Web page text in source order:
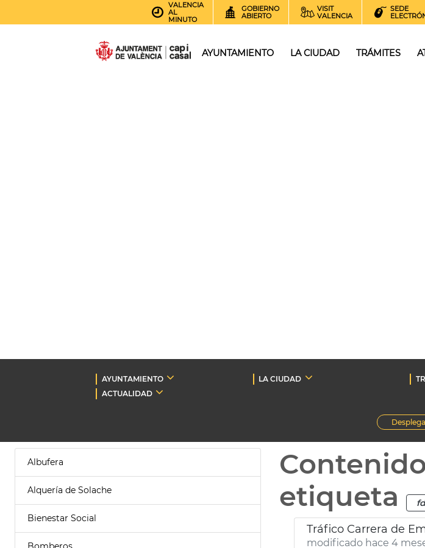
VALENCIA
AL
MINUTO
GOBIERNO
ABIERTO
VISIT
VALENCIA
SEDE
AYUNTAMIENTO LA CIUDAD TRÁMITES
AYUNTAMIENTO LA CIUDAD
ACTUALIDAD
Albufera
Alquería de Solache
Bienestar Social
etiqueta
Tráfico Carrera de
modificado hace 4